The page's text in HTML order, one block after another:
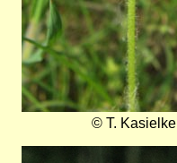
© T. Kasielke
Bild